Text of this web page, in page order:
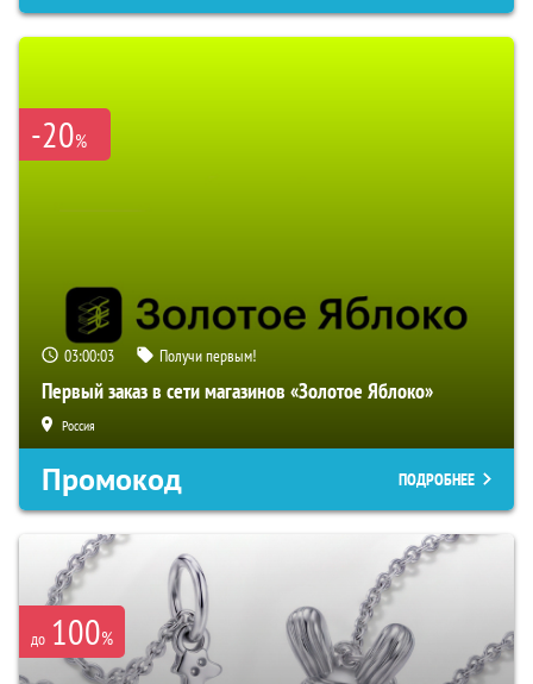
-20%
03:00:02 Получи первым!
Первый заказ в сети магазинов «Золотое Яблоко»
Россия
Промокод ПОДРОБНЕЕ
до 100%